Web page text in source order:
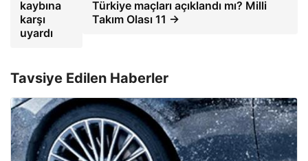
kaybına
karşı
uyardı
Türkiye maçları açıklandı mı? Milli
Takım Olası 11 →
Tavsiye Edilen Haberler